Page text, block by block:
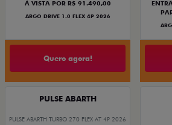
À VISTA POR R$ 91.490,00
ARGO DRIVE 1.0 FLEX 4P 2026
Quero agora!
PULSE ABARTH
PULSE ABARTH TURBO 270 FLEX AT 4P 2026